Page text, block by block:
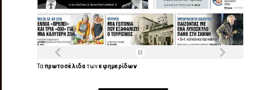
Ταπρωτοσέλιδατωνεφημερίδων